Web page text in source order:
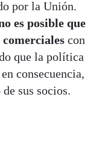
por la Unión.
es posible que
con
que la política
consecuencia,
sus socios.